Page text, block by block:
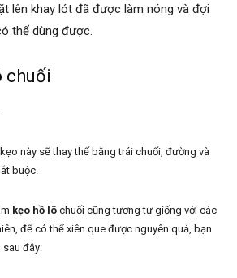
lên khay lót đã được làm nóng và đợi
thể dùng được.
chuối
này sẽ thay thế bằng trái chuối, đường và
buộc.
kẹo hồ lô chuối cũng tương tự giống với các
để có thể xiên que được nguyên quả, bạn
sau đây: